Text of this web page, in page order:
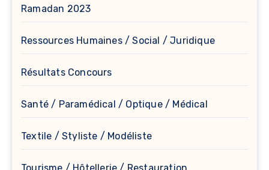
Ramadan 2023
Ressources Humaines / Social / Juridique
Résultats Concours
Santé / Paramédical / Optique / Médical
Textile / Styliste / Modéliste